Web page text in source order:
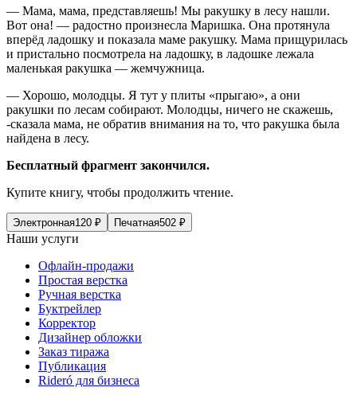
— Мама, мама, представляешь! Мы ракушку в лесу нашли.
Вот она! — радостно произнесла Маришка. Она протянула
вперёд ладошку и показала маме ракушку. Мама прищурилась
и пристально посмотрела на ладошку, в ладошке лежала
маленькая ракушка — жемчужница.
— Хорошо, молодцы. Я тут у плиты «прыгаю», а они
ракушки по лесам собирают. Молодцы, ничего не скажешь,
-сказала мама, не обратив внимания на то, что ракушка была
найдена в лесу.
Бесплатный фрагмент закончился.
Купите книгу, чтобы продолжить чтение.
Электронная120 ₽ Печатная502 ₽
Наши услуги
Офлайн-продажи
Простая верстка
Ручная верстка
Буктрейлер
Корректор
Дизайнер обложки
Заказ тиража
Публикация
Rideró для бизнеса